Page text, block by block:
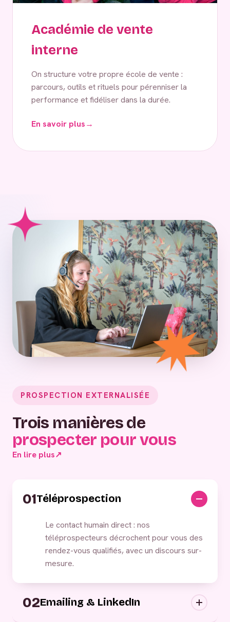
Académie de vente
interne
On structure votre propre école de vente :
parcours, outils et rituels pour pérenniser la
performance et fidéliser dans la durée.
En savoir plus→
PROSPECTION EXTERNALISÉE
Trois manières de
prospecter pour vous
En lire plus↗
01Téléprospection
Le contact humain direct : nos
téléprospecteurs décrochent pour vous des
rendez-vous qualifiés, avec un discours sur-
mesure.
02Emailing & LinkedIn